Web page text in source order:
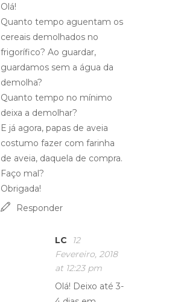
Olá!
Quanto tempo aguentam os
cereais demolhados no
frigorífico? Ao guardar,
guardamos sem a água da
demolha?
Quanto tempo no mínimo
deixa a demolhar?
E já agora, papas de aveia
costumo fazer com farinha
de aveia, daquela de compra.
Faço mal?
Obrigada!
Responder
LC
12
Fevereiro, 2018
at 12:23 pm
Olá! Deixo até 3-